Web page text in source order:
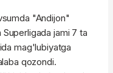
"Andijon"
jami 7 ta
mag'lubiyatga
qozondi.